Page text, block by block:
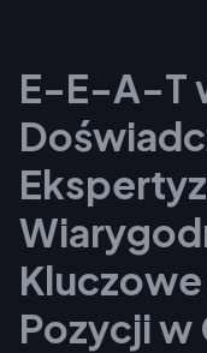
E-E-A-T
Pozycji w